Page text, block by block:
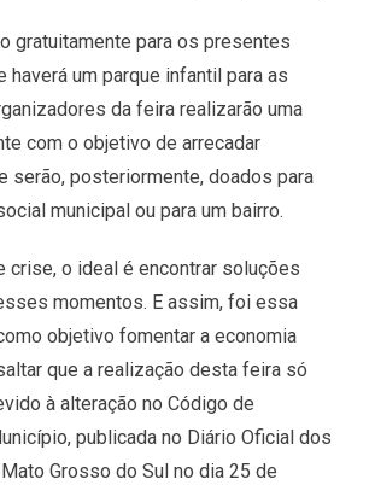
gratuitamente para os presentes
haverá um parque infantil para as
da feira realizarão uma
com o objetivo de arrecadar
serão, posteriormente, doados para
municipal ou para um bairro.
crise, o ideal é encontrar soluções
momentos. E assim, foi essa
objetivo fomentar a economia
que a realização desta feira só
à alteração no Código de
publicada no Diário Oficial dos
Grosso do Sul no dia 25 de